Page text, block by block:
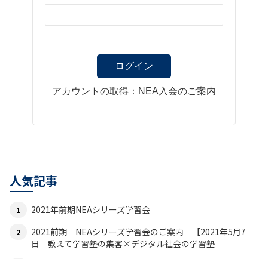
アカウントの取得：NEA入会のご案内
人気記事
2021年前期NEAシリーズ学習会
2021前期 NEAシリーズ学習会のご案内 【2021年5月7
日 教えて学習塾の集客×デジタル社会の学習塾